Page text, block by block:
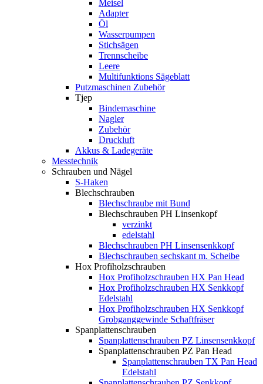
Meisel
Adapter
Öl
Wasserpumpen
Stichsägen
Trennscheibe
Leere
Multifunktions Sägeblatt
Putzmaschinen Zubehör
Tjep
Bindemaschine
Nagler
Zubehör
Druckluft
Akkus & Ladegeräte
Messtechnik
Schrauben und Nägel
S-Haken
Blechschrauben
Blechschraube mit Bund
Blechschrauben PH Linsenkopf
verzinkt
edelstahl
Blechschrauben PH Linsensenkkopf
Blechschrauben sechskant m. Scheibe
Hox Profiholzschrauben
Hox Profiholzschrauben HX Pan Head
Hox Profiholzschrauben HX Senkkopf
Edelstahl
Hox Profiholzschrauben HX Senkkopf
Grobganggewinde Schaftfräser
Spanplattenschrauben
Spanplattenschrauben PZ Linsensenkkopf
Spanplattenschrauben PZ Pan Head
Spanplattenschrauben TX Pan Head
Edelstahl